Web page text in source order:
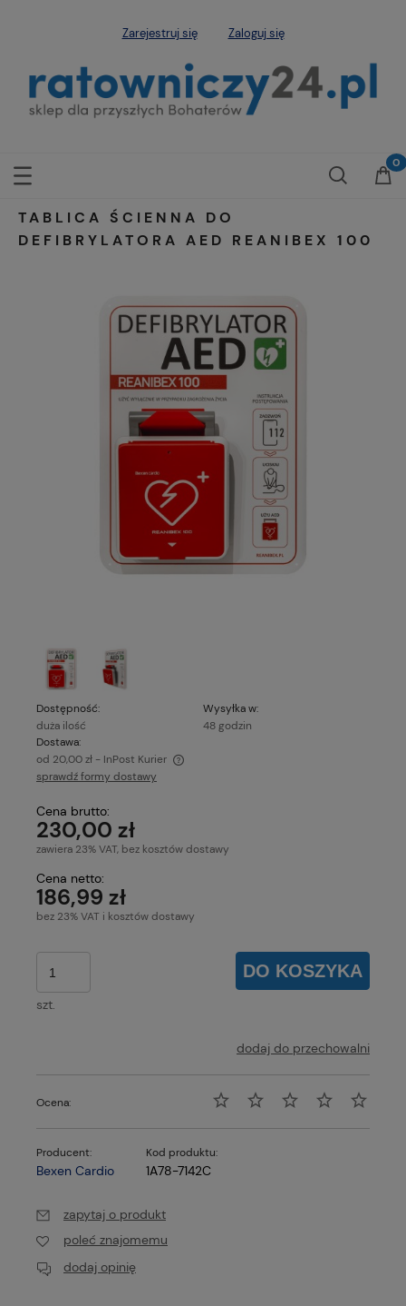
Zarejestruj się Zaloguj się
TABLICA ŚCIENNA DO
DEFIBRYLATORA AED REANIBEX 100
Dostępność:
duża ilość
Wysyłka w:
48 godzin
Dostawa:
od 20,00 zł - InPost Kurier
Cena nie zawiera ewentualnych kosztów płatności
sprawdź formy dostawy
Cena brutto:
230,00 zł
zawiera 23% VAT, bez kosztów dostawy
Cena netto:
186,99 zł
bez 23% VAT i kosztów dostawy
szt.
DO KOSZYKA
dodaj do przechowalni
Ocena:
Producent:
Bexen Cardio
Kod produktu:
1A78-7142C
zapytaj o produkt
poleć znajomemu
dodaj opinię